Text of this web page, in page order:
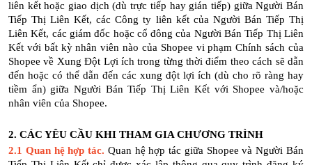
liên kết hoặc giao dịch (dù trực tiếp hay gián tiếp) giữa Người Bán
Tiếp Thị Liên Kết, các Công ty liên kết của Người Bán Tiếp Thị
Liên Kết, các giám đốc hoặc cổ đông của Người Bán Tiếp Thị Liên
Kết với bất kỳ nhân viên nào của Shopee vi phạm Chính sách của
Shopee về Xung Đột Lợi ích trong từng thời điểm theo cách sẽ dẫn
đến hoặc có thể dẫn đến các xung đột lợi ích (dù cho rõ ràng hay
tiềm ẩn) giữa Người Bán Tiếp Thị Liên Kết với Shopee và/hoặc
nhân viên của Shopee.
2. CÁC YÊU CẦU KHI THAM GIA CHƯƠNG TRÌNH
2.1 Quan hệ hợp tác. Quan hệ hợp tác giữa Shopee và Người Bán